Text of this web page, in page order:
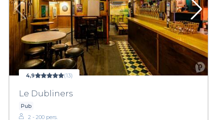
4,9 (13)
Le Dubliners
Pub
2 - 200 pers.